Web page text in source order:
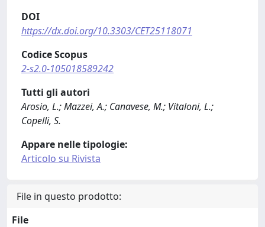
DOI
https://dx.doi.org/10.3303/CET25118071
Codice Scopus
2-s2.0-105018589242
Tutti gli autori
Arosio, L.; Mazzei, A.; Canavese, M.; Vitaloni, L.;
Copelli, S.
Appare nelle tipologie:
Articolo su Rivista
File in questo prodotto:
File